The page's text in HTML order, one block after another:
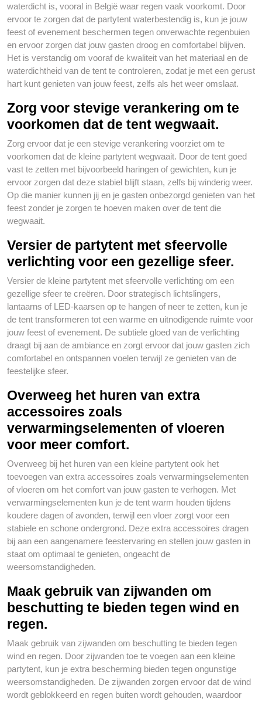
waterdicht is, vooral in België waar regen vaak voorkomt. Door
ervoor te zorgen dat de partytent waterbestendig is, kun je jouw
feest of evenement beschermen tegen onverwachte regenbuien
en ervoor zorgen dat jouw gasten droog en comfortabel blijven.
Het is verstandig om vooraf de kwaliteit van het materiaal en de
waterdichtheid van de tent te controleren, zodat je met een gerust
hart kunt genieten van jouw feest, zelfs als het weer omslaat.
Zorg voor stevige verankering om te
voorkomen dat de tent wegwaait.
Zorg ervoor dat je een stevige verankering voorziet om te
voorkomen dat de kleine partytent wegwaait. Door de tent goed
vast te zetten met bijvoorbeeld haringen of gewichten, kun je
ervoor zorgen dat deze stabiel blijft staan, zelfs bij winderig weer.
Op die manier kunnen jij en je gasten onbezorgd genieten van het
feest zonder je zorgen te hoeven maken over de tent die
wegwaait.
Versier de partytent met sfeervolle
verlichting voor een gezellige sfeer.
Versier de kleine partytent met sfeervolle verlichting om een
gezellige sfeer te creëren. Door strategisch lichtslingers,
lantaarns of LED-kaarsen op te hangen of neer te zetten, kun je
de tent transformeren tot een warme en uitnodigende ruimte voor
jouw feest of evenement. De subtiele gloed van de verlichting
draagt bij aan de ambiance en zorgt ervoor dat jouw gasten zich
comfortabel en ontspannen voelen terwijl ze genieten van de
feestelijke sfeer.
Overweeg het huren van extra
accessoires zoals
verwarmingselementen of vloeren
voor meer comfort.
Overweeg bij het huren van een kleine partytent ook het
toevoegen van extra accessoires zoals verwarmingselementen
of vloeren om het comfort van jouw gasten te verhogen. Met
verwarmingselementen kun je de tent warm houden tijdens
koudere dagen of avonden, terwijl een vloer zorgt voor een
stabiele en schone ondergrond. Deze extra accessoires dragen
bij aan een aangenamere feestervaring en stellen jouw gasten in
staat om optimaal te genieten, ongeacht de
weersomstandigheden.
Maak gebruik van zijwanden om
beschutting te bieden tegen wind en
regen.
Maak gebruik van zijwanden om beschutting te bieden tegen
wind en regen. Door zijwanden toe te voegen aan een kleine
partytent, kun je extra bescherming bieden tegen ongunstige
weersomstandigheden. De zijwanden zorgen ervoor dat de wind
wordt geblokkeerd en regen buiten wordt gehouden, waardoor